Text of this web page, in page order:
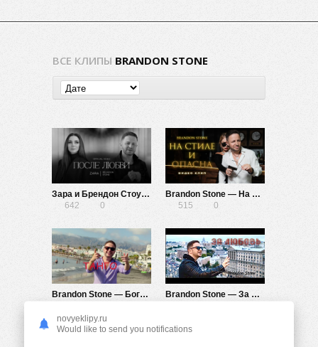
ВСЕ КЛИПЫ BRANDON STONE
Зара и Брендон Стоун — После любви
642
0
Brandon Stone — На стиле и опасна
515
0
Brandon Stone — Богиня в красном
Brandon Stone — За любовь
novyeklipy.ru
Would like to send you notifications